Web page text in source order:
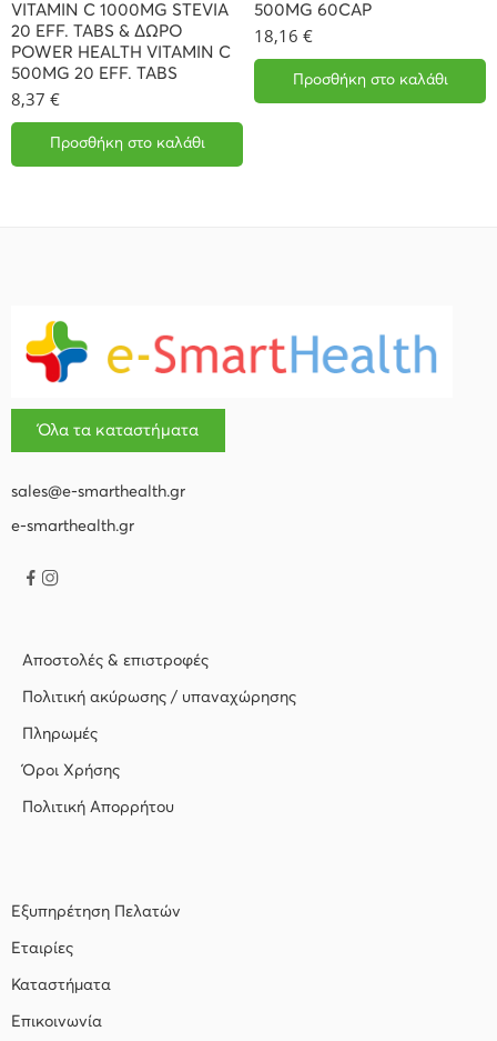
VITAMIN C 1000MG STEVIA
20 EFF. TABS & ΔΩΡΟ
POWER HEALTH VITAMIN C
500MG 20 EFF. TABS
8,37 €
Προσθήκη στο καλάθι
500MG 60CAP
18,16 €
Προσθήκη στο καλάθι
Όλα τα καταστήματα
sales@e-smarthealth.gr
e-smarthealth.gr
Αποστολές & επιστροφές
Πολιτική ακύρωσης / υπαναχώρησης
Πληρωμές
Όροι Χρήσης
Πολιτική Απορρήτου
Εξυπηρέτηση Πελατών
Εταιρίες
Καταστήματα
Επικοινωνία